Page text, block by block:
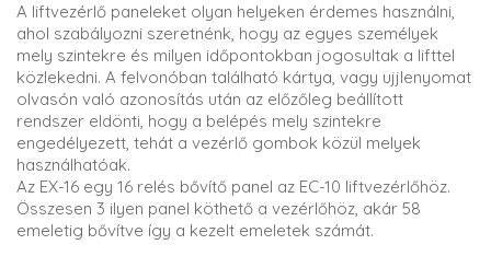
A liftvezérlő paneleket olyan helyeken érdemes használni,
ahol szabályozni szeretnénk, hogy az egyes személyek
mely szintekre és milyen időpontokban jogosultak a lifttel
közlekedni. A felvonóban található kártya, vagy ujjlenyomat
olvasón való azonosítás után az előzőleg beállított
rendszer eldönti, hogy a belépés mely szintekre
engedélyezett, tehát a vezérlő gombok közül melyek
használhatóak.
Az EX-16 egy 16 relés bővítő panel az EC-10 liftvezérlőhöz.
Összesen 3 ilyen panel köthető a vezérlőhöz, akár 58
emeletig bővítve így a kezelt emeletek számát.